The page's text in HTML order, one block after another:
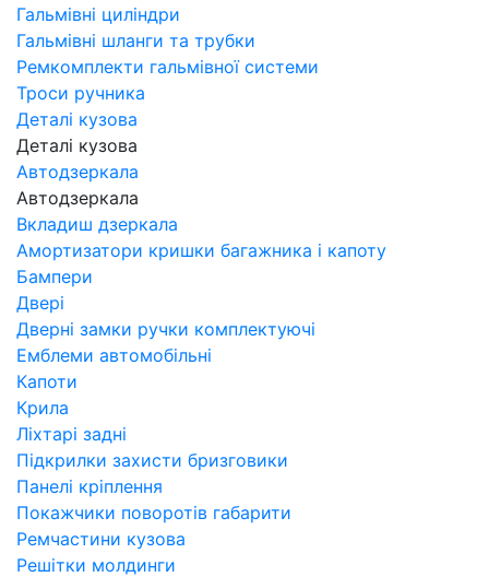
Гальмівні циліндри
Гальмівні шланги та трубки
Ремкомплекти гальмівної системи
Троси ручника
Деталі кузова
Деталі кузова
Автодзеркала
Автодзеркала
Вкладиш дзеркала
Амортизатори кришки багажника і капоту
Бампери
Двері
Дверні замки ручки комплектуючі
Емблеми автомобільні
Капоти
Крила
Ліхтарі задні
Підкрилки захисти бризговики
Панелі кріплення
Покажчики поворотів габарити
Ремчастини кузова
Решітки молдинги